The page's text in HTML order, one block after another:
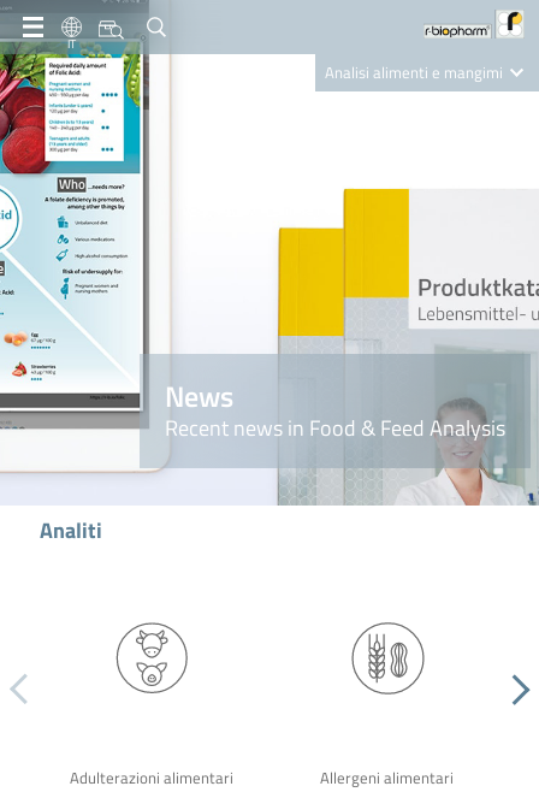
IT
Analisi alimenti e mangimi
Nutrition Care
News
Recent news in Food & Feed Analysis
Analiti
Adulterazioni alimentari Allergeni alimentari